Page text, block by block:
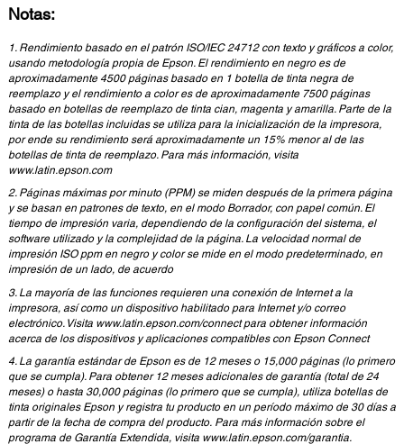
Notas:
1. Rendimiento basado en el patrón ISO/IEC 24712 con texto y gráficos a color,
usando metodología propia de Epson. El rendimiento en negro es de
aproximadamente 4500 páginas basado en 1 botella de tinta negra de
reemplazo y el rendimiento a color es de aproximadamente 7500 páginas
basado en botellas de reemplazo de tinta cian, magenta y amarilla. Parte de la
tinta de las botellas incluidas se utiliza para la inicialización de la impresora,
por ende su rendimiento será aproximadamente un 15% menor al de las
botellas de tinta de reemplazo. Para más información, visita
www.latin.epson.com
2. Páginas máximas por minuto (PPM) se miden después de la primera página
y se basan en patrones de texto, en el modo Borrador, con papel común. El
tiempo de impresión varia, dependiendo de la configuración del sistema, el
software utilizado y la complejidad de la página. La velocidad normal de
impresión ISO ppm en negro y color se mide en el modo predeterminado, en
impresión de un lado, de acuerdo
3. La mayoría de las funciones requieren una conexión de Internet a la
impresora, así como un dispositivo habilitado para Internet y/o correo
electrónico. Visita www.latin.epson.com/connect para obtener información
acerca de los dispositivos y aplicaciones compatibles con Epson Connect
4. La garantía estándar de Epson es de 12 meses o 15,000 páginas (lo primero
que se cumpla). Para obtener 12 meses adicionales de garantía (total de 24
meses) o hasta 30,000 páginas (lo primero que se cumpla), utiliza botellas de
tinta originales Epson y registra tu producto en un período máximo de 30 días a
partir de la fecha de compra del producto. Para más información sobre el
programa de Garantía Extendida, visita www.latin.epson.com/garantia.